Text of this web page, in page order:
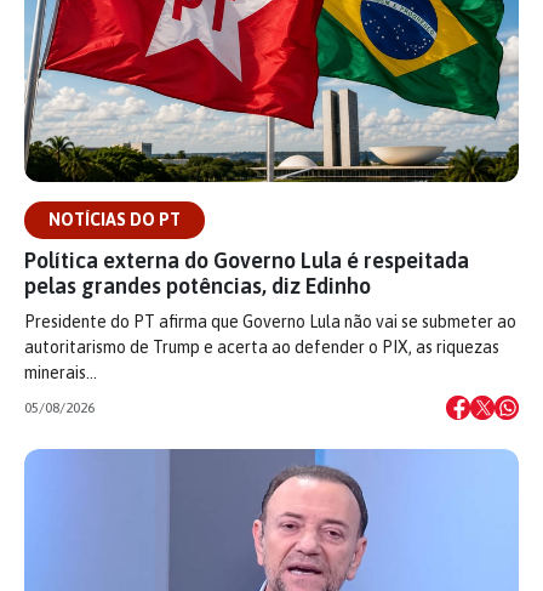
NOTÍCIAS DO PT
Política externa do Governo Lula é respeitada
pelas grandes potências, diz Edinho
Presidente do PT afirma que Governo Lula não vai se submeter ao
autoritarismo de Trump e acerta ao defender o PIX, as riquezas
minerais…
05/08/2026